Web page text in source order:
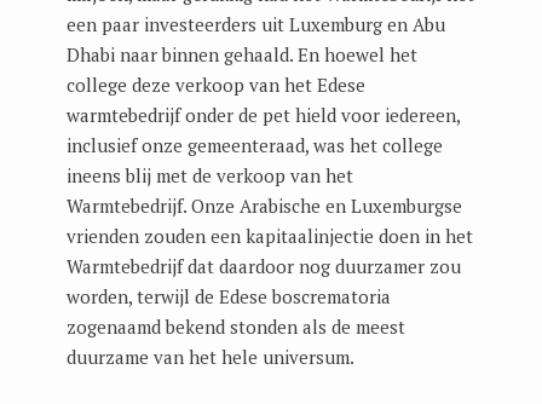
een paar investeerders uit Luxemburg en Abu
Dhabi naar binnen gehaald. En hoewel het
college deze verkoop van het Edese
warmtebedrijf onder de pet hield voor iedereen,
inclusief onze gemeenteraad, was het college
ineens blij met de verkoop van het
Warmtebedrijf. Onze Arabische en Luxemburgse
vrienden zouden een kapitaalinjectie doen in het
Warmtebedrijf dat daardoor nog duurzamer zou
worden, terwijl de Edese boscrematoria
zogenaamd bekend stonden als de meest
duurzame van het hele universum.